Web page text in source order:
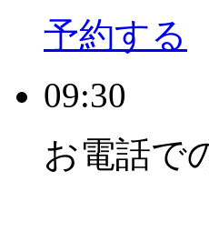
予約する
09:30
お電話で